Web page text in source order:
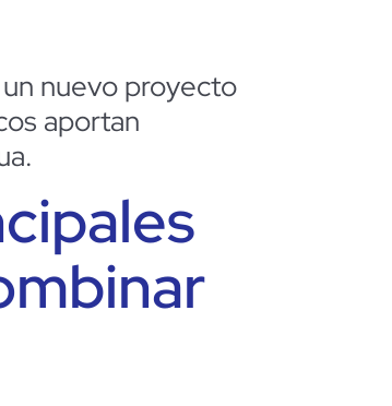
nuevo proyecto
aportan